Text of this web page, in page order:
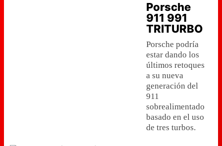
Porsche
911 991
TRITURBO
Porsche podría
estar dando los
últimos retoques
a su nueva
generación del
911
sobrealimentado
basado en el uso
de tres turbos.